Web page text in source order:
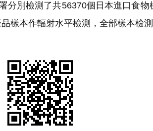
別檢測了共56370個日本進口食物
樣本作輻射水平檢測，全部樣本檢測